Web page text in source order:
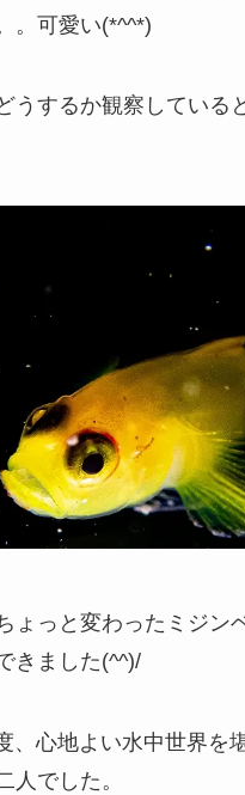
。可愛い(*^^*)
うするか観察している
ょっと変わったミジン
きました(^^)/
、心地よい水中世界を
人でした。